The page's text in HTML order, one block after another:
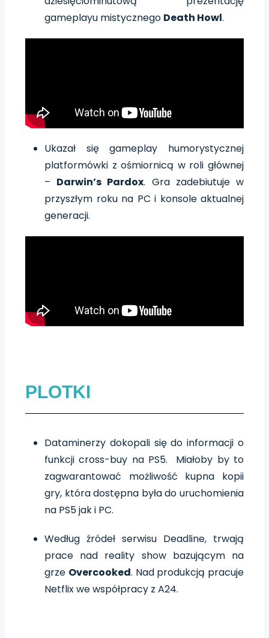
gameplayu mistycznego Death Howl.
Ukazał się gameplay humorystycznej
platformówki z ośmiornicą w roli głównej
– Darwin’s Pardox. Gra zadebiutuje w
przyszłym roku na PC i konsole aktualnej
generacji.
PLOTKI
Dataminerzy dokopali się do informacji o
funkcji cross-buy na PS5. Miałoby by to
zagwarantować możliwość kupna kopii
gry, która dostępna była do uruchomienia
na PS5 jak i PC.
Według źródeł serwisu Deadline, trwają
prace nad reality show bazującym na
grze Overcooked. Nad produkcją pracuje
Netflix we współpracy z A24.